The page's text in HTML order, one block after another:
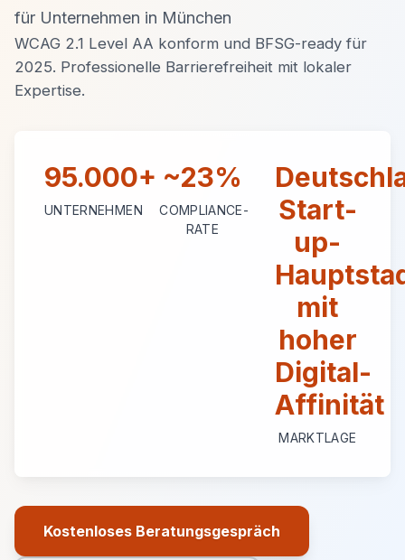
für Unternehmen in München
WCAG 2.1 Level AA konform und BFSG-ready für
2025. Professionelle Barrierefreiheit mit lokaler
Expertise.
95.000+
UNTERNEHMEN
~23%
COMPLIANCE-
RATE
Start-
up-
mit
hoher
Digital-
Affinität
MARKTLAGE
Kostenloses Beratungsgespräch
Primäre Aktion